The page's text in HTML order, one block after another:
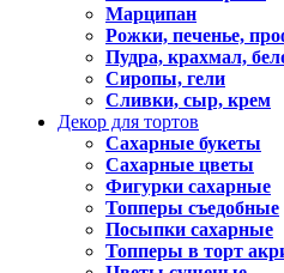
Марципан
Рожки, печенье,
Пудра, крахмал,
Сиропы, гели
Сливки, сыр, крем
Декор для тортов
Сахарные букеты
Сахарные цветы
Фигурки сахарные
Топперы съедобные
Посыпки сахарные
Топперы в торт